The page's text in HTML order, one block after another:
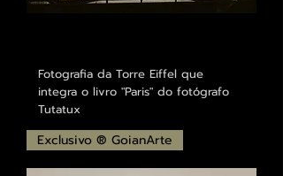
Fotografia da Torre Eiffel que
integra o livro "Paris" do fotógrafo
Tutatux
Exclusivo ® GoianArte